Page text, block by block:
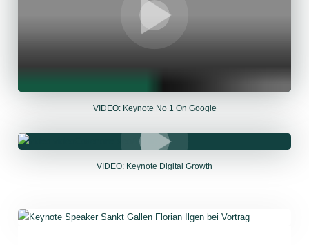
VIDEO: Keynote No 1 On Google
VIDEO: Keynote Digital Growth